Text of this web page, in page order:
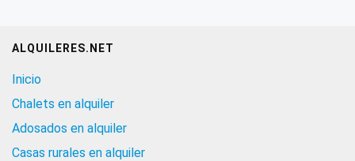
ALQUILERES.NET
Inicio
Chalets en alquiler
Adosados en alquiler
Casas rurales en alquiler